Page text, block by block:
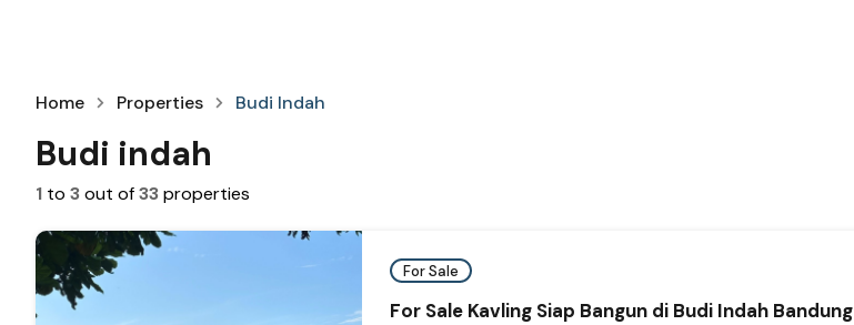
Home Properties Budi Indah
Budi indah
1 to 3out of33properties
For Sale
For Sale Kavling Siap Bangun di Budi Indah Bandung